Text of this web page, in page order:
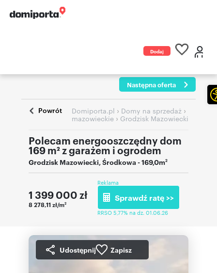
Dodaj
Następna oferta
Powrót Domiporta.pl › Domy na sprzedaż ›
mazowieckie › Grodzisk Mazowiecki
Polecam energooszczędny dom
169 m² z garażem i ogrodem
Grodzisk Mazowiecki,Środkowa- 169,0m2
1 399 000 zł
8 278,11 zł/m2
Reklama
Sprawdź ratę >>
RRSO 5,77% na dz. 01.06.26
Udostępnij Zapisz